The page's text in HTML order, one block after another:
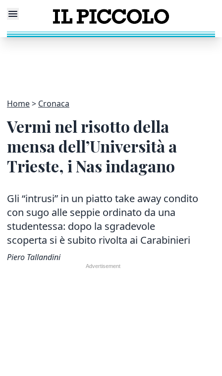
Home Cronaca
Vermi nel risotto della
mensa dell’Università a
Trieste, i Nas indagano
Gli “intrusi” in un piatto take away condito
con sugo alle seppie ordinato da una
studentessa: dopo la sgradevole
scoperta si è subito rivolta ai Carabinieri
Piero Tallandini